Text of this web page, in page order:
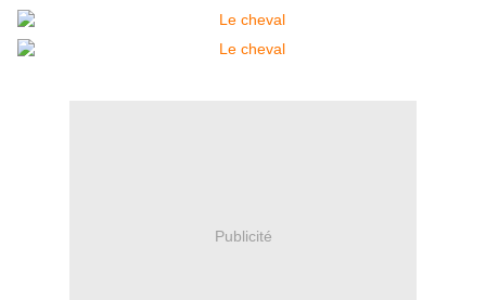
Publicité